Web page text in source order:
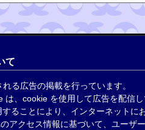
て
る広告の掲載を行っています。
は、cookie を使用して広告を配信
ることにより、インターネットに
アクセス情報に基づいて、ユーザ